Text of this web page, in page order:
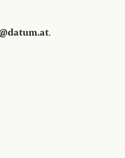
.